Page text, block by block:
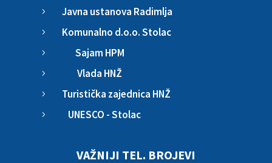
5 Javna ustanova Radimlja
5 Komunalno d.o.o. Stolac
5 Sajam HPM
5 Vlada HNŽ
5 Turistička zajednica HNŽ
5 UNESCO - Stolac
VAŽNIJI TEL. BROJEVI